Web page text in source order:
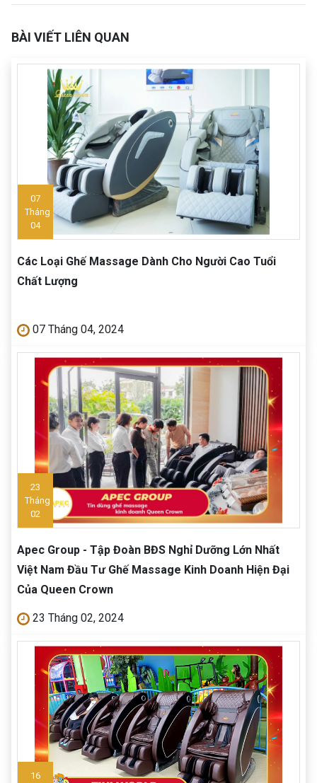
BÀI VIẾT LIÊN QUAN
07
Tháng
04
Các Loại Ghế Massage Dành Cho Người Cao Tuổi
Chất Lượng
07 Tháng 04, 2024
23
Tháng
02
Apec Group - Tập Đoàn BĐS Nghỉ Dưỡng Lớn Nhất
Việt Nam Đầu Tư Ghế Massage Kinh Doanh Hiện Đại
Của Queen Crown
23 Tháng 02, 2024
16